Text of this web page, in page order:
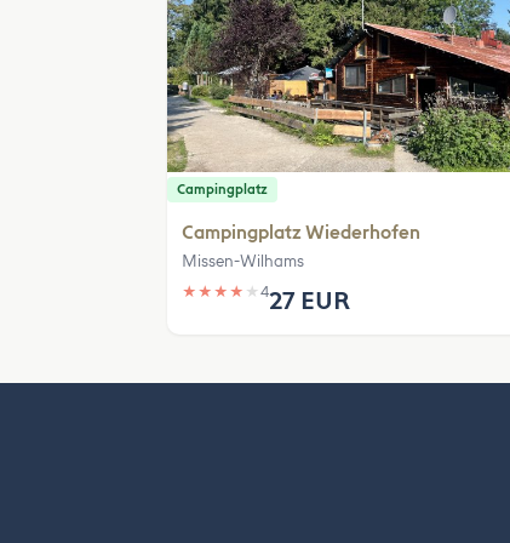
Campingplatz
Campingplatz Wiederhofen
Missen-Wilhams
★ ★ ★ ★ ★ 427 EUR